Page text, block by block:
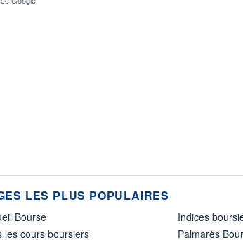
LES PLUS POPULAIRES
Bourse
les cours boursiers
Indices
Palmarès